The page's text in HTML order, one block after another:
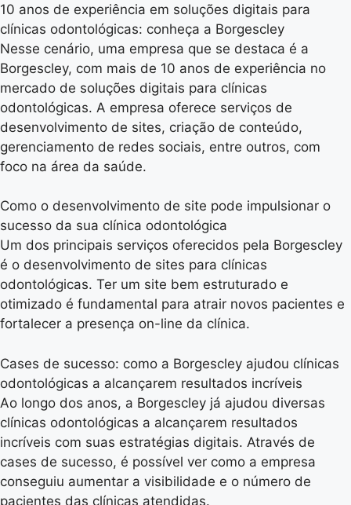
10 anos de experiência em soluções digitais para
clínicas odontológicas: conheça a Borgescley
Nesse cenário, uma empresa que se destaca é a
Borgescley, com mais de 10 anos de experiência no
mercado de soluções digitais para clínicas
odontológicas. A empresa oferece serviços de
desenvolvimento de sites, criação de conteúdo,
gerenciamento de redes sociais, entre outros, com
foco na área da saúde.
Como o desenvolvimento de site pode impulsionar o
sucesso da sua clínica odontológica
Um dos principais serviços oferecidos pela Borgescley
é o desenvolvimento de sites para clínicas
odontológicas. Ter um site bem estruturado e
otimizado é fundamental para atrair novos pacientes e
fortalecer a presença on-line da clínica.
Cases de sucesso: como a Borgescley ajudou clínicas
odontológicas a alcançarem resultados incríveis
Ao longo dos anos, a Borgescley já ajudou diversas
clínicas odontológicas a alcançarem resultados
incríveis com suas estratégias digitais. Através de
cases de sucesso, é possível ver como a empresa
conseguiu aumentar a visibilidade e o número de
pacientes das clínicas atendidas.